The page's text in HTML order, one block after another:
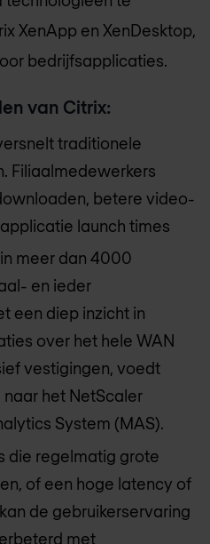
XenApp en XenDesktop,
bedrijfsapplicaties.
van Citrix:
traditionele
Filiaalmedewerkers
betere video-
launch times
meer dan 4000
en ieder
een diep inzicht in
over het hele WAN
vestigingen, voedt
het NetScaler
System (MAS).
die regelmatig grote
of een hoge latency of
de gebruikerservaring
met